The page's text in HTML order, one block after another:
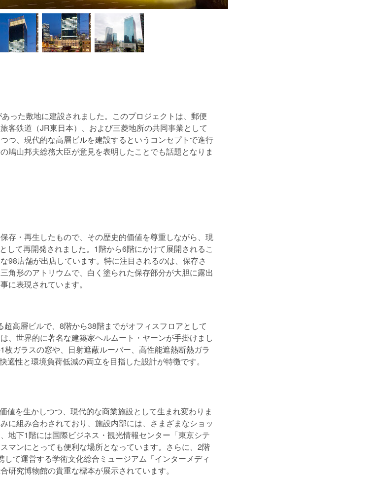
った敷地に建設されました。このプロジェクトは、郵便
客鉄道（JR東日本）、および三菱地所の共同事業として
つ、現代的な高層ビルを建設するというコンセプトで進行
鳩山邦夫総務大臣が意見を表明したことでも話題となりま
存・再生したもので、その歴史的価値を尊重しながら、現
して再開発されました。1階から6階にかけて展開されるこ
98店舗が出店しています。特に注目されるのは、保存さ
角形のアトリウムで、白く塗られた保存部分が大胆に露出
に表現されています。
高層ビルで、8階から38階までがオフィスフロアとして
、世界的に著名な建築家ヘルムート・ヤーンが手掛けまし
ガラスの窓や、日射遮蔽ルーバー、高性能遮熱断熱ガラ
適性と環境負荷低減の両立を目指した設計が特徴です。
値を生かしつつ、現代的な商業施設として生まれ変わりま
に組み合わされており、施設内部には、さまざまなショッ
地下1階には国際ビジネス・観光情報センター「東京シテ
マンにとっても便利な場所となっています。さらに、2階
て運営する学術文化総合ミュージアム「インターメディ
研究博物館の貴重な標本が展示されています。